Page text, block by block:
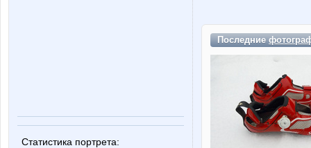
Статистика портрета:
Последние